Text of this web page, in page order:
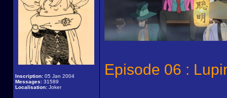
Inscription: 05 Jan 2004
Messages: 31589
Localisation: Joker
Episode 06 :